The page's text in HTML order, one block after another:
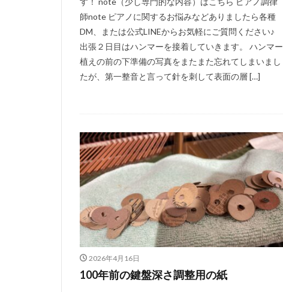
師note ピアノに関するお悩みなどありましたら各種
DM、または公式LINEからお気軽にご質問ください♪
出張２日目はハンマーを接着していきます。 ハンマー
植えの前の下準備の写真をまたまた忘れてしまいまし
たが、第一整音と言って針を刺して表面の層 […]
2026年4月16日
100年前の鍵盤深さ調整用の紙